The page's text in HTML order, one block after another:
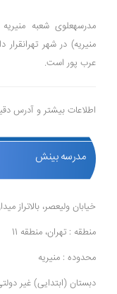
منیریه) در شهر
عرب پور است.
اطلاعات بیشتر و آدرس
مدرسه بینش
خیابان ولیعصر، بالاتراز
منطقه : تهران، منطقه 11
محدوده : منیریه
دبستان (ابتدایی) غیر